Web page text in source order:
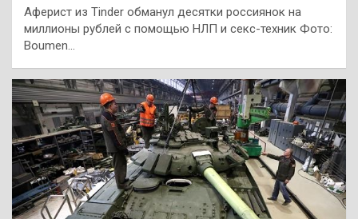
Аферист из Tinder обманул десятки россиянок на
миллионы рублей с помощью НЛП и секс-техник Фото:
Boumen…